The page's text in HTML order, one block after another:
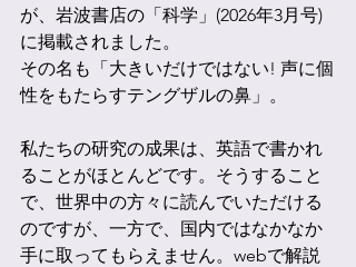
が、岩波書店の「科学」(2026年3月号)
に掲載されました。
その名も「大きいだけではない! 声に個
性をもたらすテングザルの鼻」。
私たちの研究の成果は、英語で書かれ
ることがほとんどです。そうすること
で、世界中の方々に読んでいただける
のですが、一方で、国内ではなかなか
手に取ってもらえません。webで解説